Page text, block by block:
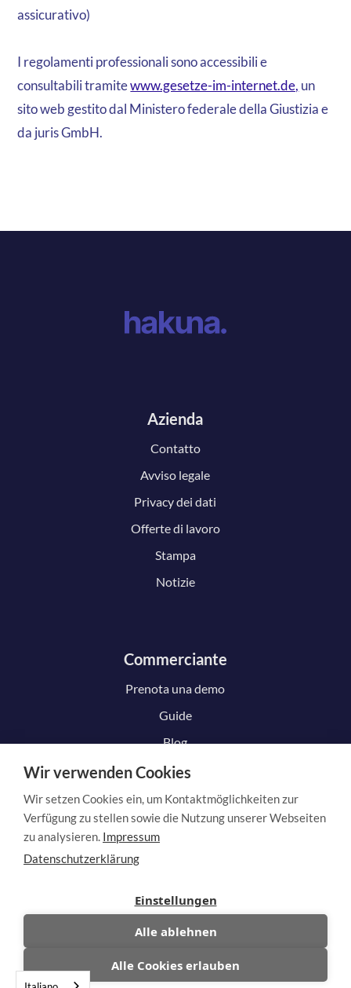
assicurativo)
I regolamenti professionali sono accessibili e
consultabili tramitewww.gesetze-im-internet.de, un
sito web gestito dal Ministero federale della Giustizia e
da juris GmbH.
Azienda
Contatto
Avviso legale
Privacy dei dati
Offerte di lavoro
Stampa
Notizie
Commerciante
Prenota una demo
Guide
Blog
Cliente
Come funziona
Annullare il contratto
Recedere dal contratto
Wir verwenden Cookies
Wir setzen Cookies ein, um Kontaktmöglichkeiten zur
Verfügung zu stellen sowie die Nutzung unserer Webseiten
zu analysieren. Impressum
Datenschutzerklärung
Einstellungen
Alle ablehnen
Alle Cookies erlauben